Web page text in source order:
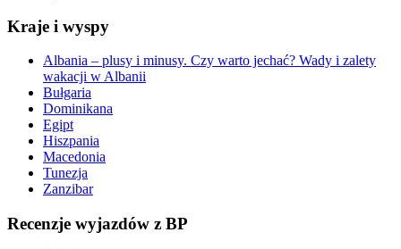
Kraje i wyspy
Albania – plusy i minusy. Czy warto jechać? Wady i zalety
wakacji w Albanii
Bułgaria
Dominikana
Egipt
Hiszpania
Macedonia
Tunezja
Zanzibar
Recenzje wyjazdów z BP